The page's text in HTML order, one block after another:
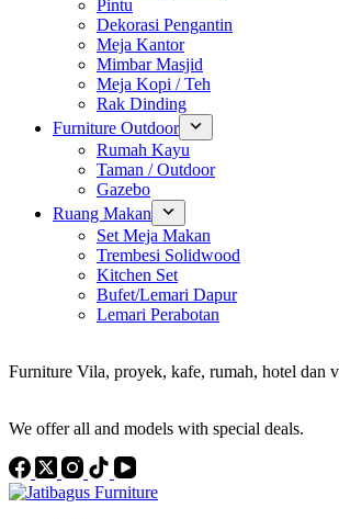
Pintu
Dekorasi Pengantin
Meja Kantor
Mimbar Masjid
Meja Kopi / Teh
Rak Dinding
Furniture Outdoor
Rumah Kayu
Taman / Outdoor
Gazebo
Ruang Makan
Set Meja Makan
Trembesi Solidwood
Kitchen Set
Bufet/Lemari Dapur
Lemari Perabotan
Furniture Vila, proyek, kafe, rumah, hotel dan
We offer all and models with special deals.